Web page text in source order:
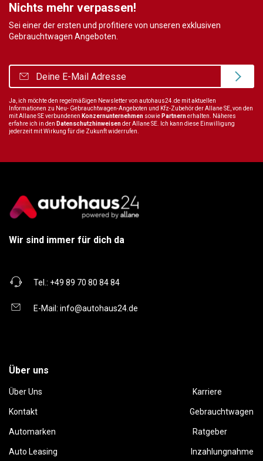
Nichts mehr verpassen!
Sei einer der ersten und profitiere von unseren exklusiven
Gebrauchtwagen Angeboten.
Ja, ich möchte den regelmäßigen Newsletter von autohaus24.de mit aktuellen
Informationen zu Neu- Gebrauchtwagen-Angeboten und Kfz-Zubehör der Allane SE, von den
mit Allane SE verbundenen Konzernunternehmen sowie Partnernerhalten. Näheres
erfahre ich in den Datenschutzhinweisender Allane SE. Ich kann diese Einwilligung
jederzeit mit Wirkung für die Zukunft widerrufen.
Wir sind immer für dich da
Tel.: +49 89 70 80 84 84
E-Mail: info@autohaus24.de
Über uns
Über Uns Karriere
Kontakt Gebrauchtwagen
Automarken Ratgeber
Auto Leasing Inzahlungnahme